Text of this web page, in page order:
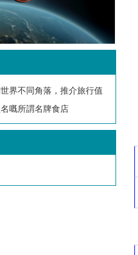
界不同角落，推介旅行值
嘅所謂名牌食店